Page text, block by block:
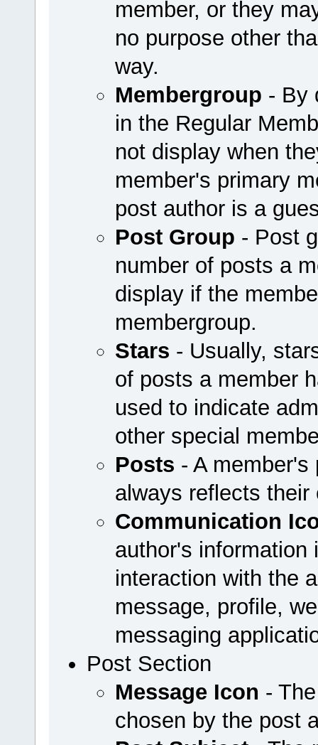
member, or they
no purpose other
way.
Membergroup - By
in the Regular
not display when
member's primary
post author is a
Post Group - Post
number of posts a
display if the
membergroup.
Stars - Usually,
of posts a member
used to indicate
other special
Posts - A
always reflects
Communication
author's information
interaction with the
message, profile,
messaging
Post Section
Message Icon -
chosen by the post